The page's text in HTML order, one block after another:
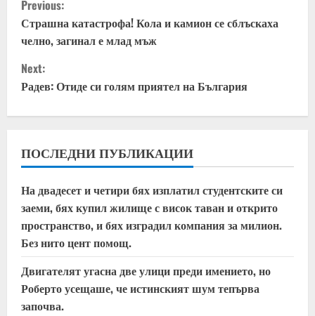
o
n
t
i
n
u
e
R
e
a
Previous:
Страшна катастрофа! Кола и камион се сблъскаха
челно, загинал е млад мъж
Next:
Радев: Отиде си голям приятел на България
ПОСЛЕДНИ ПУБЛИКАЦИИ
На двадесет и четири бях изплатил студентските си
заеми, бях купил жилище с висок таван и открито
пространство, и бях изградил компания за милион.
Без нито цент помощ.
Двигателят угасна две улици преди имението, но
Роберто усещаше, че истинският шум тепърва
започва.